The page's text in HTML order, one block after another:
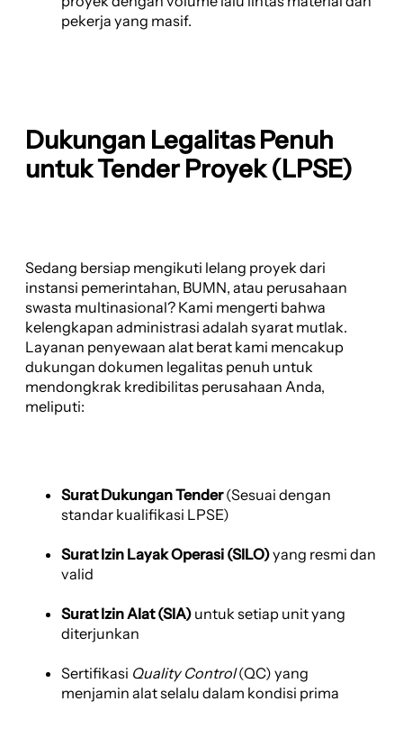
pekerja yang masif.
Dukungan Legalitas Penuh
untuk Tender Proyek (LPSE)
Sedang bersiap mengikuti lelang proyek dari
instansi pemerintahan, BUMN, atau perusahaan
swasta multinasional? Kami mengerti bahwa
kelengkapan administrasi adalah syarat mutlak.
Layanan penyewaan alat berat kami mencakup
dukungan dokumen legalitas penuh untuk
mendongkrak kredibilitas perusahaan Anda,
meliputi:
Surat Dukungan Tender(Sesuai dengan
standar kualifikasi LPSE)
Surat Izin Layak Operasi (SILO)yang resmi dan
valid
Surat Izin Alat (SIA) untuk setiap unit yang
diterjunkan
Sertifikasi Quality Control(QC) yang
menjamin alat selalu dalam kondisi prima